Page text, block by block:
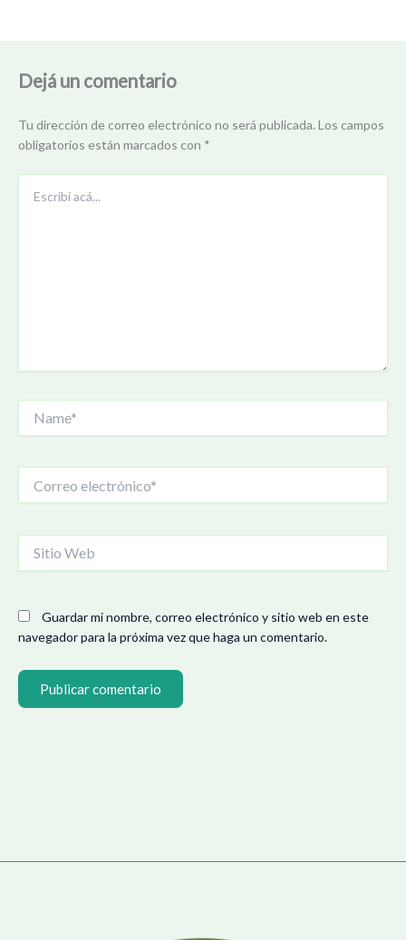
Dejá un comentario
Tu dirección de correo electrónico no será publicada. Los campos
obligatorios están marcados con *
acá...
electrónico*
Web
Guardar mi nombre, correo electrónico y sitio web en este
navegador para la próxima vez que haga un comentario.